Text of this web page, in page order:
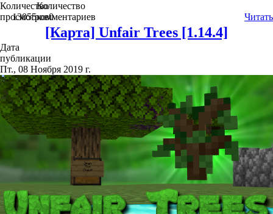
Количество
просмотров
13055
Количество
комментариев
0 Читать
[Карта] Unfair Trees [1.14.4]
Дата
публикации
Пт., 08 Ноября 2019 г.